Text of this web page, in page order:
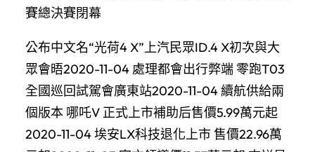
賽總決賽閉幕
公布中文名“光荷4 X”上汽民眾ID.4 X初次與大
眾會晤2020-11-04 處理都會出行弊端 零跑T03
全國巡回試駕會廣東站2020-11-04 續航供給兩
個版本 哪吒V 正式上市補助后售價5.99萬元起
2020-11-04 埃安LX科技退化上市 售價22.96萬